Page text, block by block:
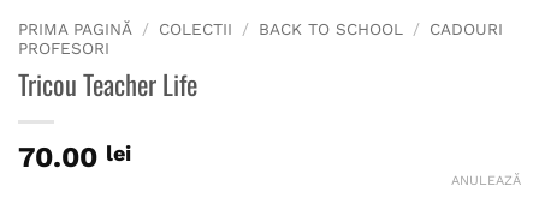
PRIMA PAGINĂ / COLECTII / BACK TO SCHOOL / CADOURI
PROFESORI
Tricou Teacher Life
70.00 lei
ANULEAZĂ